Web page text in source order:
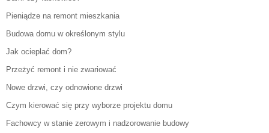
Pieniądze na remont mieszkania
Budowa domu w określonym stylu
Jak ocieplać dom?
Przeżyć remont i nie zwariować
Nowe drzwi, czy odnowione drzwi
Czym kierować się przy wyborze projektu domu
Fachowcy w stanie zerowym i nadzorowanie budowy